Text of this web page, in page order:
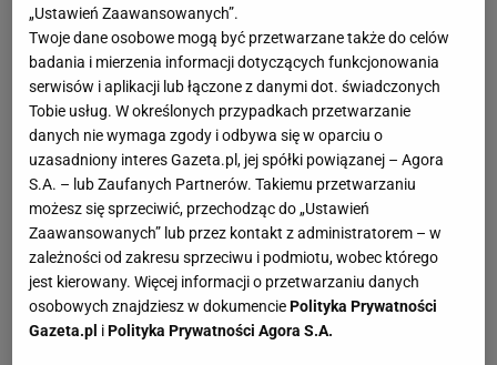
„Ustawień Zaawansowanych”.
Twoje dane osobowe mogą być przetwarzane także do celów
badania i mierzenia informacji dotyczących funkcjonowania
serwisów i aplikacji lub łączone z danymi dot. świadczonych
Tobie usług. W określonych przypadkach przetwarzanie
danych nie wymaga zgody i odbywa się w oparciu o
uzasadniony interes Gazeta.pl, jej spółki powiązanej – Agora
S.A. – lub Zaufanych Partnerów. Takiemu przetwarzaniu
możesz się sprzeciwić, przechodząc do „Ustawień
Zaawansowanych” lub przez kontakt z administratorem – w
zależności od zakresu sprzeciwu i podmiotu, wobec którego
jest kierowany. Więcej informacji o przetwarzaniu danych
osobowych znajdziesz w dokumenciePolityka Prywatności
Gazeta.pl iPolityka Prywatności Agora S.A.